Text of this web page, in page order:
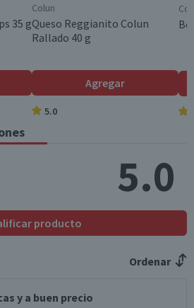
7,5
adulto promedio (8400 kj / 2000 kcal)
35 g
Colun
Queso Reggianito Colun
Rallado 40 g
Agregar
5.0
5.0
producto
Ordenar
y a buen precio